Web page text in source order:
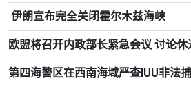
伊朗宣布完全关闭霍尔木兹海峡
欧盟将召开内政部长紧急会议 讨论
第四海警区在西南海域严查IUU非法